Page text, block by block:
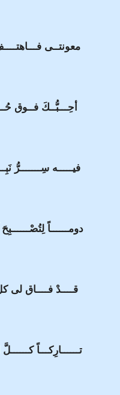
معونتــى
أحِـــبُّــكَ فــوق
فيـــــه سِـــــــرُّ
دومــــــاً لِتُصْــــــبِحَ
قــــدْ فــــاق لى
تــــــارِكـــاً كــــــلَّ